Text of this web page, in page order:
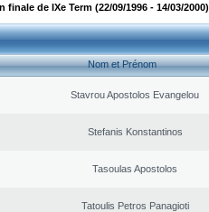
finale de IXe Term (22/09/1996 - 14/03/2000)
Nom et Prénom
Stavrou Apostolos Evangelou
Stefanis Konstantinos
Tasoulas Apostolos
Tatoulis Petros Panagioti